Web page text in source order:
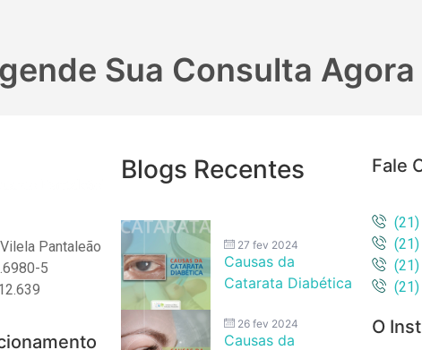
Sua Consulta
Pantaleão
5
Blogs Recentes
27 fev 2024
Causas da
Catarata Diabética
26 fev 2024
Causas da
Fale
O